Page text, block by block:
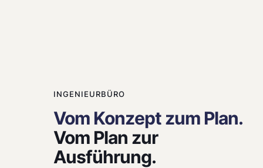
INGENIEURBÜRO
Vom Konzept zum Plan.
Vom Plan zur
Ausführung.